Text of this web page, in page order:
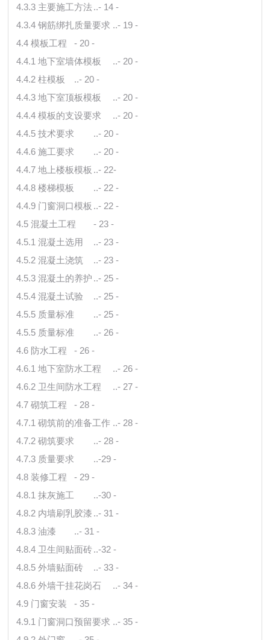
4.3.3 主要施工方法 ..- 14 -
4.3.4 钢筋绑扎质量要求 ..- 19 -
4.4 模板工程
- 20 -
4.4.1 地下室墙体模板
..- 20 -
4.4.2 柱模板
..- 20 -
4.4.3 地下室顶板模板
..- 20 -
4.4.4 模板的支设要求
..- 20 -
4.4.5 技术要求
..- 20 -
4.4.6 施工要求
..- 20 -
4.4.7 地上楼板模板 ..- 22-
4.4.8 楼梯模板
..- 22 -
4.4.9 门窗洞口模板 ..- 22 -
4.5 混凝土工程
- 23 -
4.5.1 混凝土选用
..- 23 -
4.5.2 混凝土浇筑
..- 23 -
4.5.3 混凝土的养护 ..- 25 -
4.5.4 混凝土试验
..- 25 -
4.5.5 质量标准
..- 25 -
4.5.5 质量标准
..- 26 -
4.6 防水工程
- 26 -
4.6.1 地下室防水工程
..- 26 -
4.6.2 卫生间防水工程
..- 27 -
4.7 砌筑工程
- 28 -
4.7.1 砌筑前的准备工作 ..- 28 -
4.7.2 砌筑要求
..- 28 -
4.7.3 质量要求
..-29 -
4.8 装修工程
- 29 -
4.8.1 抹灰施工
..-30 -
4.8.2 内墙刷乳胶漆 ..- 31 -
4.8.3 油漆
..- 31 -
4.8.4 卫生间贴面砖..-32 -
4.8.5 外墙贴面砖
..- 33 -
4.8.6 外墙干挂花岗石
..- 34 -
4.9 门窗安装
- 35 -
4.9.1 门窗洞口预留要求 ..- 35 -